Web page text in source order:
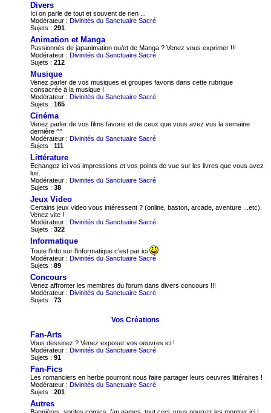
Divers
Ici on parle de tout et souvent de rien ...
Modérateur : Divinités du Sanctuaire Sacré
Sujets : 291
Animation et Manga
Passionnés de japanimation ou/et de Manga ? Venez vous exprimer !!!
Modérateur : Divinités du Sanctuaire Sacré
Sujets : 212
Musique
Venez parler de vos musiques et groupes favoris dans cette rubrique
consacrée à la musique !
Modérateur : Divinités du Sanctuaire Sacré
Sujets : 165
Cinéma
Venez parler de vos films favoris et de ceux que vous avez vus la semaine
dernière ^^
Modérateur : Divinités du Sanctuaire Sacré
Sujets : 111
Littérature
Echangez ici vos impressions et vos points de vue sur les livres que vous avez
lus.
Modérateur : Divinités du Sanctuaire Sacré
Sujets : 38
Jeux Video
Certains jeux video vous intéressent ? (online, baston, arcade, aventure ...etc).
Venez vite !
Modérateur : Divinités du Sanctuaire Sacré
Sujets : 322
Informatique
Toute l'info sur l'informatique c'est par ici
Modérateur : Divinités du Sanctuaire Sacré
Sujets : 89
Concours
Venez affronter les membres du forum dans divers concours !!!
Modérateur : Divinités du Sanctuaire Sacré
Sujets : 73
Vos Créations
Fan-Arts
Vous dessinez ? Venez exposer vos oeuvres ici !
Modérateur : Divinités du Sanctuaire Sacré
Sujets : 91
Fan-Fics
Les romanciers en herbe pourront nous faire partager leurs oeuvres littéraires !
Modérateur : Divinités du Sanctuaire Sacré
Sujets : 201
Autres